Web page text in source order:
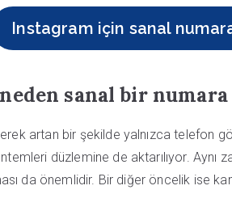
Instagram için sanal
sanal bir numara
artan bir şekilde yalnızca telefon
düzlemine de aktarılıyor. Aynı
da önemlidir. Bir diğer öncelik ise